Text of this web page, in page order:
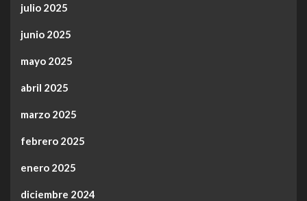
julio 2025
junio 2025
mayo 2025
abril 2025
marzo 2025
febrero 2025
enero 2025
diciembre 2024